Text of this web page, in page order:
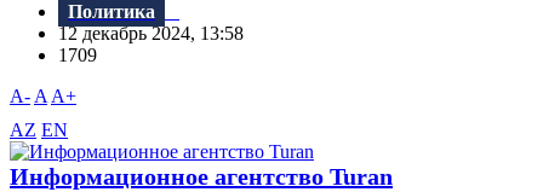
Политика
12 декабрь 2024, 13:58
1709
A- A A+
AZ EN
Информационное агентство Turan